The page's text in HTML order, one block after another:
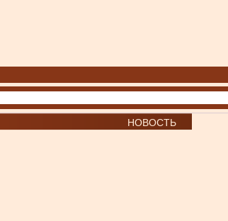
НОВОСТЬ